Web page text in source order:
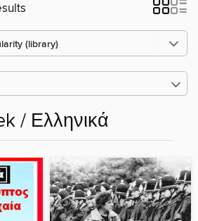
/ Ελληνικά